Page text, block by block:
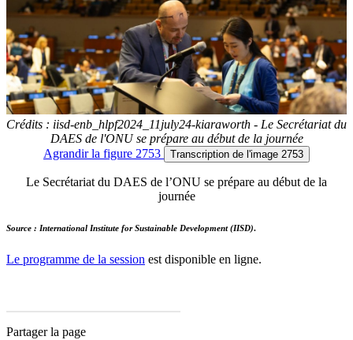
Crédits : iisd-enb_hlpf2024_11july24-kiaraworth - Le Secrétariat du
DAES de l'ONU se prépare au début de la journée
Agrandirla figure 2753 Transcription de l'image 2753
Le Secrétariat du DAES de l’ONU se prépare au début de la
journée
Source : International Institute for Sustainable Development (IISD).
Le programme de la session est disponible en ligne.
Partager la page